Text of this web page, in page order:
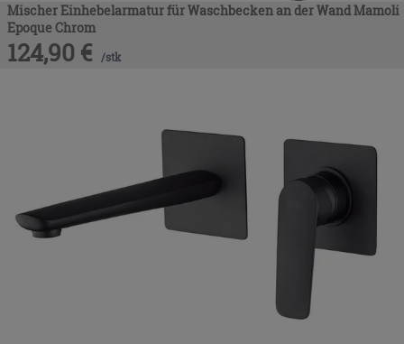
Mischer Einhebelarmatur für Waschbecken an der Wand Mamoli
Epoque Chrom
124,90 € /stk